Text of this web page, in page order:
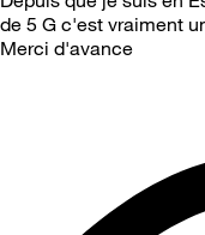
de 5 G c'est vraiment
Merci d'avance